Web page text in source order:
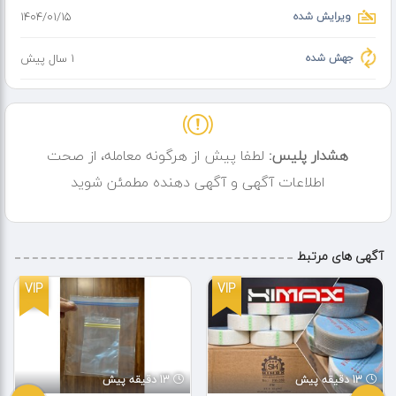
ویرایش شده ۱۴۰۴/۰۱/۱۵
جهش شده 1 سال پیش
هشدار پلیس: لطفا پیش از هرگونه معامله، از صحت
اطلاعات آگهی و آگهی دهنده مطمئن شوید
آگهی های مرتبط
VIP
13 دقیقه پیش
VIP
13 دقیقه پیش